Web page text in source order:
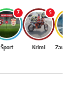
7
Šport
5
Krimi